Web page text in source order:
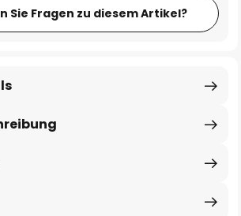
Sie Fragen zu diesem Artikel?